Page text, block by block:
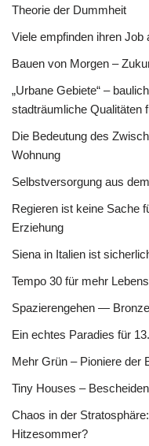
Theorie der Dummheit
Viele empfinden ihren Job
Bauen von Morgen –
„Urbane Gebiete“ –
stadträumliche Qualitäten
Die Bedeutung des
Wohnung
Selbstversorgung aus
Regieren ist keine Sache
Erziehung
Siena in Italien ist
Tempo 30 für mehr
Spazierengehen —
Ein echtes Paradies für
Mehr Grün – Pioniere der
Tiny Houses –
Chaos in der
Hitzesommer?